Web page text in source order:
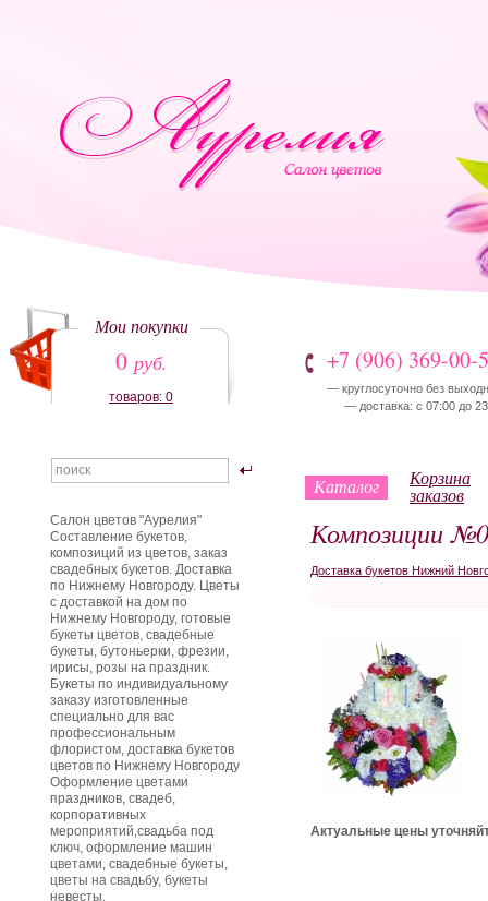
Мои покупки
0 руб.
товаров: 0
+7 (906) 369-00-
— круглосуточно без
— доставка: с 07:00 до
Каталог Корзина
заказов
Композиции
Доставка букетов Нижний
Актуальные цены
Салон цветов "Аурелия"
Составление букетов,
композиций из цветов, заказ
свадебных букетов. Доставка
по Нижнему Новгороду. Цветы
с доставкой на дом по
Нижнему Новгороду, готовые
букеты цветов, свадебные
букеты, бутоньерки, фрезии,
ирисы, розы на праздник.
Букеты по индивидуальному
заказу изготовленные
специально для вас
профессиональным
флористом, доставка букетов
цветов по Нижнему Новгороду
Оформление цветами
праздников, свадеб,
корпоративных
мероприятий,свадьба под
ключ, оформление машин
цветами, свадебные букеты,
цветы на свадьбу, букеты
невесты.